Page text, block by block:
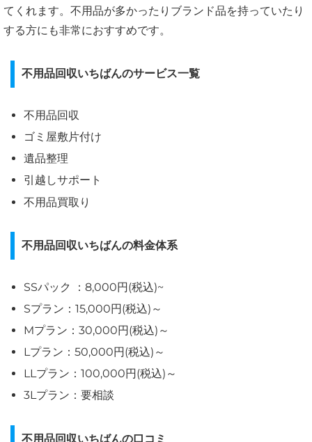
てくれます。不用品が多かったりブランド品を持っていたり
する方にも非常におすすめです。
不用品回収いちばんのサービス一覧
不用品回収
ゴミ屋敷片付け
遺品整理
引越しサポート
不用品買取り
不用品回収いちばんの料金体系
SSパック ：8,000円(税込)~
Sプラン：15,000円(税込)～
Mプラン：30,000円(税込)～
Lプラン：50,000円(税込)～
LLプラン：100,000円(税込)～
3Lプラン：要相談
不用品回収いちばんの口コミ